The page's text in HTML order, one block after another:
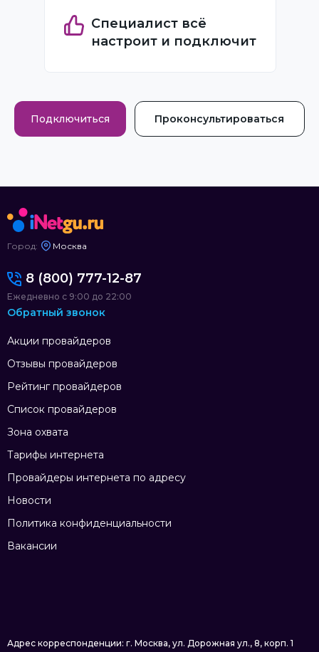
Специалист всё
настроит и подключит
Подключиться Проконсультироваться
Город: Москва
Акции провайдеров
Отзывы провайдеров
Рейтинг провайдеров
Список провайдеров
Зона охвата
Тарифы интернета
Провайдеры интернета по адресу
Новости
Политика конфиденциальности
Вакансии
8 (800) 777-12-87
Ежедневно с 9:00 до 22:00
Обратный звонок
Адрес корреспонденции: г. Москва, ул. Дорожная ул., 8, корп. 1